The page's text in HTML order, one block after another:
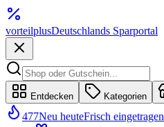
vorteilplusDeutschlands Sparportal
Entdecken Kategorien
477Neu heuteFrisch eingetragen